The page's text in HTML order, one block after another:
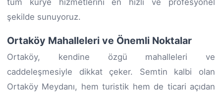
şekilde sunuyoruz.
Ortaköy Mahalleleri ve Önemli Noktalar
Ortaköy, kendine özgü mahalleleri ve
caddeleşmesiyle dikkat çeker. Semtin kalbi olan
Ortaköy Meydanı, hem turistik hem de ticari açıdan